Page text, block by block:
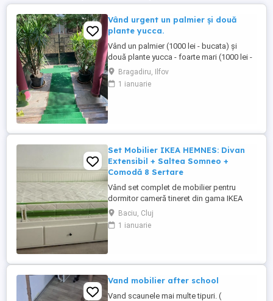
Vând urgent un palmier și două
plante yucca.
Vând un palmier (1000 lei - bucata) și
două plante yucca - foarte mari (1000 lei -
bucata). Acestea sunt plante decorative,
rezistente și ușor de întreținut. Pot fi
amplasate în grădină sau pe terasă pentru
Bragadiru, Ilfov
1 ianuarie
Set Mobilier IKEA HEMNES: Divan
Extensibil + Saltea Somneo +
Comodă 8 Sertare
Vând set complet de mobilier pentru
dormitor cameră tineret din gama IKEA
HEMNES, culoare alb. Piesele sunt
realizate parțial din lemn masiv, sunt
foarte robuste și oferă un spațiu masiv de
Ortopedică Somneo Funcții: Canapea ...
Baciu, Cluj
1 ianuarie
Vand mobilier after school
Vand scaunele mai multe tipuri. (